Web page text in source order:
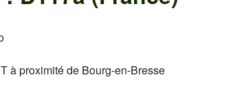
à proximité de Bourg-en-Bresse